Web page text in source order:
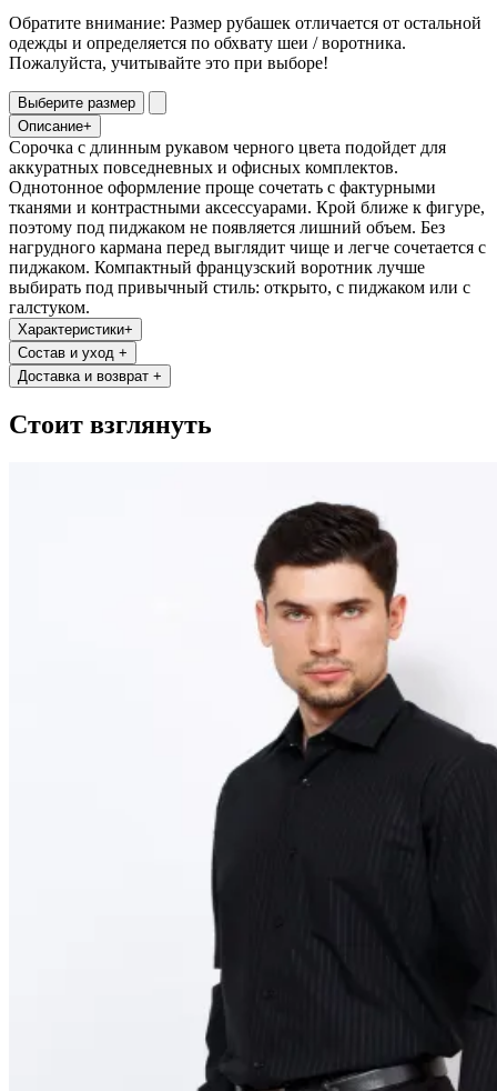
Обратите внимание: Размер рубашек отличается от остальной
одежды и определяется по обхвату шеи / воротника.
Пожалуйста, учитывайте это при выборе!
Выберите размер
Описание+
Сорочка с длинным рукавом черного цвета подойдет для
аккуратных повседневных и офисных комплектов.
Однотонное оформление проще сочетать с фактурными
тканями и контрастными аксессуарами. Крой ближе к фигуре,
поэтому под пиджаком не появляется лишний объем. Без
нагрудного кармана перед выглядит чище и легче сочетается с
пиджаком. Компактный французский воротник лучше
выбирать под привычный стиль: открыто, с пиджаком или с
галстуком.
Характеристики+
Состав и уход +
Доставка и возврат +
Стоит взглянуть